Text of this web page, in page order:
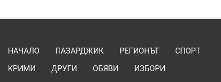
НАЧАЛО ПАЗАРДЖИК РЕГИОНЪТ
СПОРТ
КРИМИ
ДРУГИ ОБЯВИ
ИЗБОРИ